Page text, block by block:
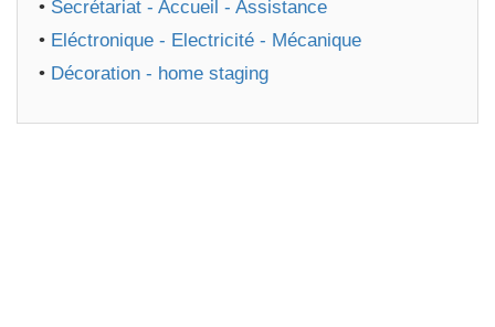
• Secrétariat - Accueil - Assistance
• Eléctronique - Electricité - Mécanique
• Décoration - home staging